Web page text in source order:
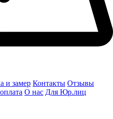
и замер Контакты Отзывы
О нас Для Юр.лиц